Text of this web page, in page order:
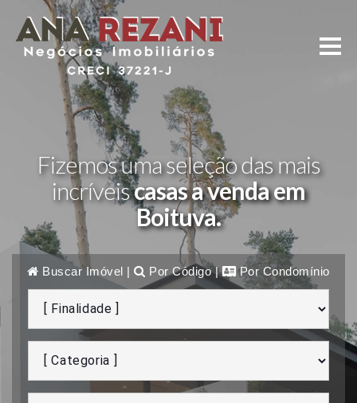
Fizemos uma seleção das mais
incríveiscasas a venda em
Boituva.
Buscar Imóvel | Por Código| Por Condomínio